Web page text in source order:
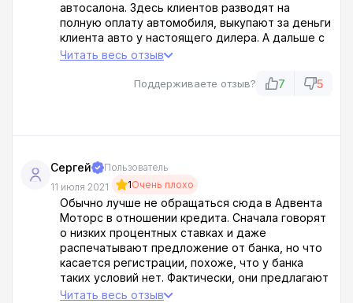
автосалона. Здесь клиентов разводят на
полную оплату автомобиля, выкупают за деньги
клиента авто у настоящего дилера. А дальше с
помощью нехитрых манипуляций клиента
невыгодными условиями, согласно которым он
Читать весь отзыв
Поддерживаете отзыв? 7 5
Сергей
Пользователь
11 июля 2021
1Очень плохо
Обычно лучше не обращаться сюда в Адвента
Моторс в отношении кредита. Сначала говорят
о низких процентных ставках и даже
распечатывают предложение от банка, но что
касается регистрации, похоже, что у банка
таких условий нет. Фактически, они предлагают
дорогую процентную ставку и вы понимаете,
Читать весь отзыв